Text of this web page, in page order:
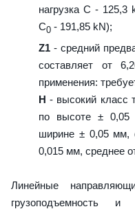
нагрузка C - 125,3
С0 - 191,85 kN);
Z1 - средний
составляет от
применения:
H - высокий класс
по высоте ± 0,05
ширине ± 0,05 мм,
0,015 мм, среднее
Линейные
грузоподъемность